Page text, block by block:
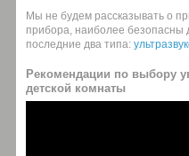
Мы не будем рассказывать о
прибора, наиболее безопасны
последние два типа:
Рекомендации по выбору
детской комнаты